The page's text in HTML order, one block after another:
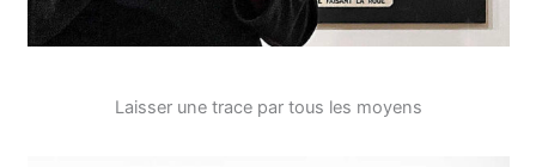
Laisser une trace par tous les moyens